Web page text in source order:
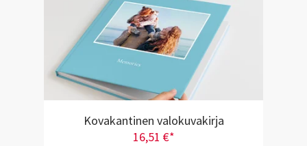
Kovakantinen valokuvakirja
16,51 €*